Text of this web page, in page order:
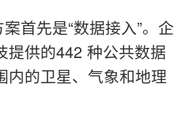
首先是“数据接入”。企
提供的442 种公共数据
内的卫星、气象和地理